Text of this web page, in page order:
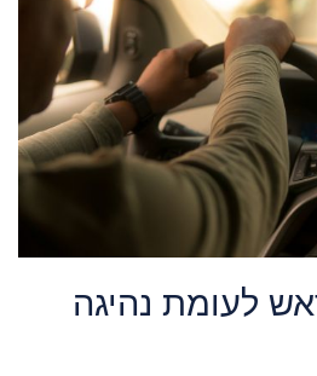
לעומת נהיגה